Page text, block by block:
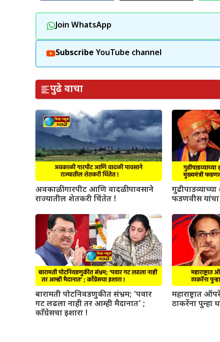
Join WhatsApp
Subscribe YouTube channel
पुढे वाचा
अवकाळी गारपीट आणि वादळी पावसाने
राज्यातील शेतकरी चिंतेत !
फडणवीस
बारामती पोटनिवडणुकीत संभ्रम; ‘पवार
गट लढला नाही तर आम्ही मैदानात’ ;
काँग्रेसचा इशारा !
महाराष्ट्रात
ठाकरेंना पुन्हा